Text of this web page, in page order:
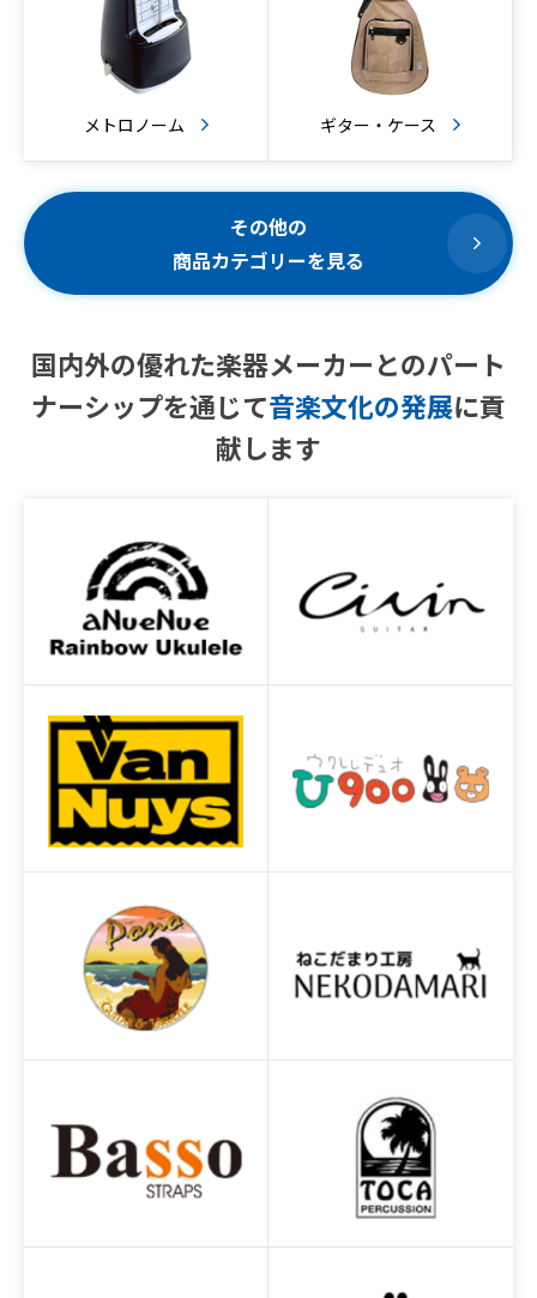
メトロノーム ギター・ケース
その他の
商品カテゴリーを見る
国内外の優れた楽器メーカーとのパート
ナーシップを通じて音楽文化の発展に貢
献します